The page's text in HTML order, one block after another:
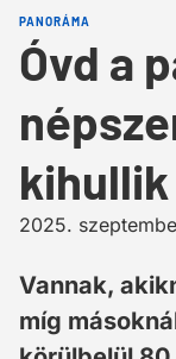
PANORÁMA
Óvd a
2025.
Vannak,
míg